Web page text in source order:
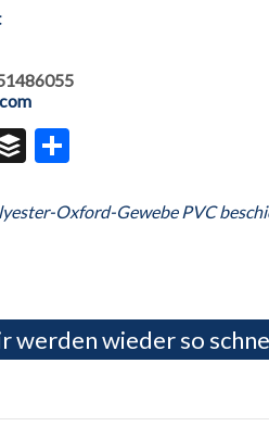
Buffer
Share
Oxford-Gewebe PVC
wieder so